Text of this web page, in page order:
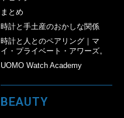
まとめ
時計と手土産のおかしな関係
時計と人とのペアリング｜マ
イ・プライベート・アワーズ。
UOMO Watch Academy
BEAUTY